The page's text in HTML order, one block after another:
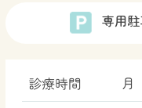
専用